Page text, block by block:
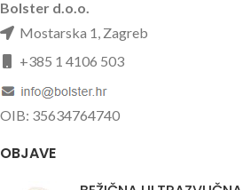
Bolster d.o.o.
Mostarska 1, Zagreb
+385 1 4106 503
OIB: 35634764740
OBJAVE